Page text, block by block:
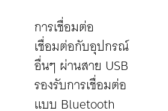
การเชื่อมต่อ
เชื่อมต่อกับอุปกรณ์
อื่นๆ ผ่านสาย USB
รองรับการเชื่อมต่อ
แบบ Bluetooth